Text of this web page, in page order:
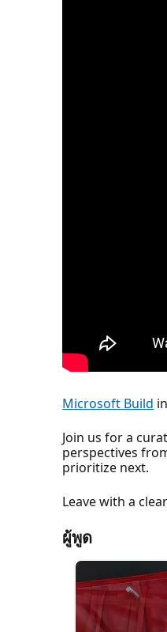
Microsoft Build
Join us for a
perspectives
prioritize next.
Leave with a
ผู้พูด